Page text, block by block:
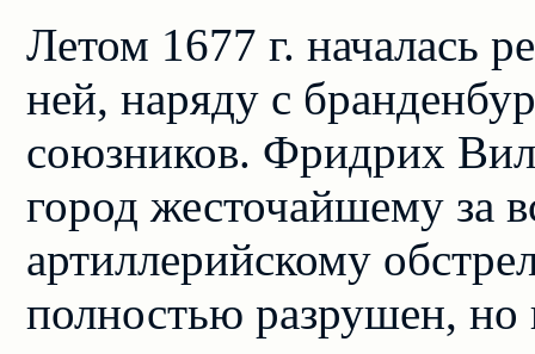
Летом 1677 г. началась
ней, наряду с
союзников. Фридрих
город жесточайшему за
артиллерийскому
полностью разрушен, но